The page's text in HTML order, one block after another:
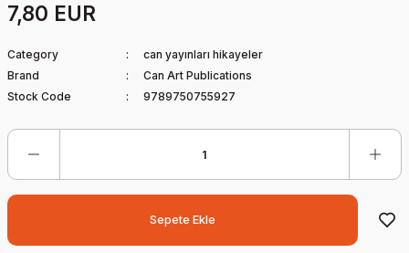
7,80 EUR
Category
can yayınları hikayeler
Brand
Can Art Publications
Stock Code
9789750755927
Sepete Ekle